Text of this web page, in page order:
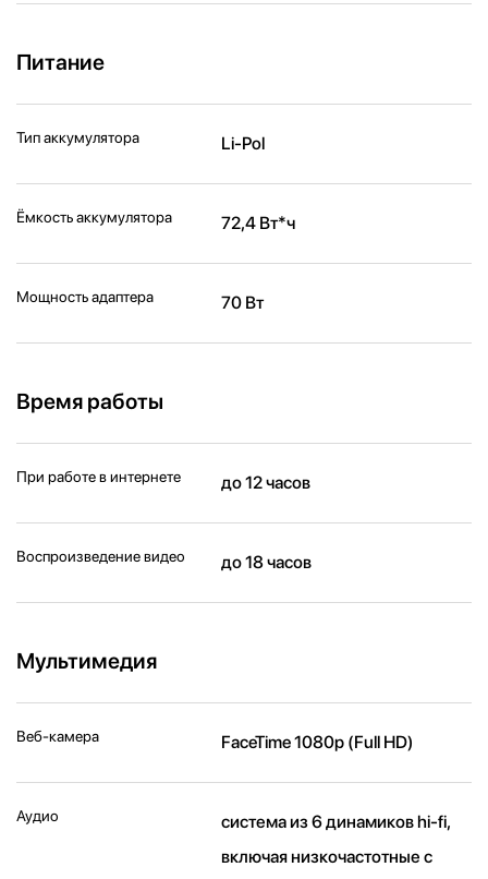
Питание
Тип аккумулятора Li-Pol
Ёмкость аккумулятора 72,4 Вт*ч
Мощность адаптера 70 Вт
Время работы
При работе в интернете до 12 часов
Воспроизведение видео до 18 часов
Мультимедия
Веб-камера FaceTime 1080p (Full HD)
Аудио
система из 6 динамиков hi-fi,
включая низкочастотные с